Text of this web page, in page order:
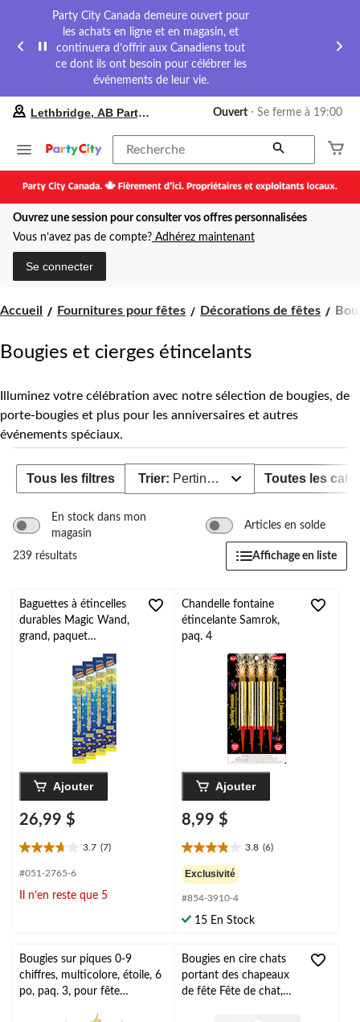
Party City Canada demeure ouvert pour
les achats en ligne et en magasin, et
continuera d’offrir aux Canadiens tout
ce dont ils ont besoin pour célébrer les
événements de leur vie.
préféré
Lethbridge,
Party
City,
courament
Ouvert,
cliquer
changer
Lethbridge, AB Party City Ouvert ⋅ Se ferme à 19:00
Recherche
Ouvrez une session pour consulter vos offres personnalisées
Vous n’avez pas de compte? Adhérez maintenant
Se connecter
Accueil Fournitures pour fêtes Décorations de fêtes
Bougies et cierges étincelants
Illuminez votre célébration avec notre sélection de bougies, de
porte-bougies et plus pour les anniversaires et autres
événements spéciaux.
Tous les filtres Trier: Pertinence Toutes les
En stock dans mon
magasin
Articles en solde
239 résultats Affichage en liste
Baguettes à étincelles
durables Magic Wand,
grand, paquet
économique, 20 po
Ajouter
26,99 $
3.7 (7)
3.7
étoile(s)
5.
#051-2765-6
Il n’en reste que 5
Chandelle fontaine
étincelante Samrok,
paq. 4
Ajouter
8,99 $
3.8 (6)
3.8
étoile(s)
sur
5.
6
Exclusivité
#854-3910-4
15 En Stock
Bougies sur piques 0-9
chiffres, multicolore, étoile, 6
po, paq. 3, pour fête
Bougies en cire chats
portant des chapeaux
de fête Fête de chat,